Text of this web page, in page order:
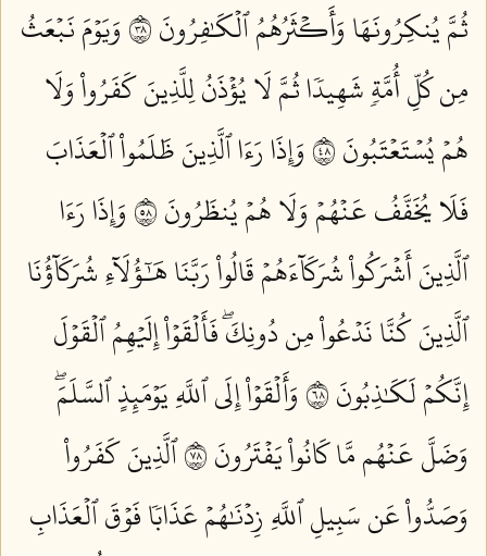
ثُمَّ يُنكِرُونَهَا وَأَكۡثَرُهُمُ ٱلۡكَٰفِرُونَ ٨٣
وَيَوۡمَ نَبۡعَثُ
مِن كُلِّ أُمَّةٖ شَهِيدٗا ثُمَّ لَا يُؤۡذَنُ لِلَّذِينَ كَفَرُواْ وَلَا
هُمۡ يُسۡتَعۡتَبُونَ ٨٤
وَإِذَا رَءَا ٱلَّذِينَ ظَلَمُواْ ٱلۡعَذَابَ
فَلَا يُخَفَّفُ عَنۡهُمۡ وَلَا هُمۡ يُنظَرُونَ ٨٥
وَإِذَا رَءَا
ٱلَّذِينَ أَشۡرَكُواْ شُرَكَآءَهُمۡ قَالُواْ رَبَّنَا هَٰٓؤُلَآءِ شُرَكَآؤُنَا
ٱلَّذِينَ كُنَّا نَدۡعُواْ مِن دُونِكَۖ فَأَلۡقَوۡاْ إِلَيۡهِمُ ٱلۡقَوۡلَ
إِنَّكُمۡ لَكَٰذِبُونَ ٨٦
وَأَلۡقَوۡاْ إِلَى ٱللَّهِ يَوۡمَئِذٍ ٱلسَّلَمَۖ
وَضَلَّ عَنۡهُم مَّا كَانُواْ يَفۡتَرُونَ ٨٧
ٱلَّذِينَ كَفَرُواْ
وَصَدُّواْ عَن سَبِيلِ ٱللَّهِ زِدۡنَٰهُمۡ عَذَابٗا فَوۡقَ ٱلۡعَذَابِ